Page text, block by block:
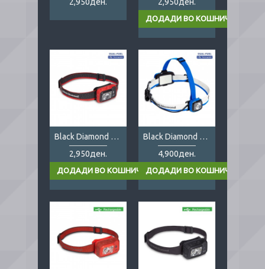
Black Diamond Spot 400 Red
2,950ден.
Black Diamond Sprinter 500
4,900ден.